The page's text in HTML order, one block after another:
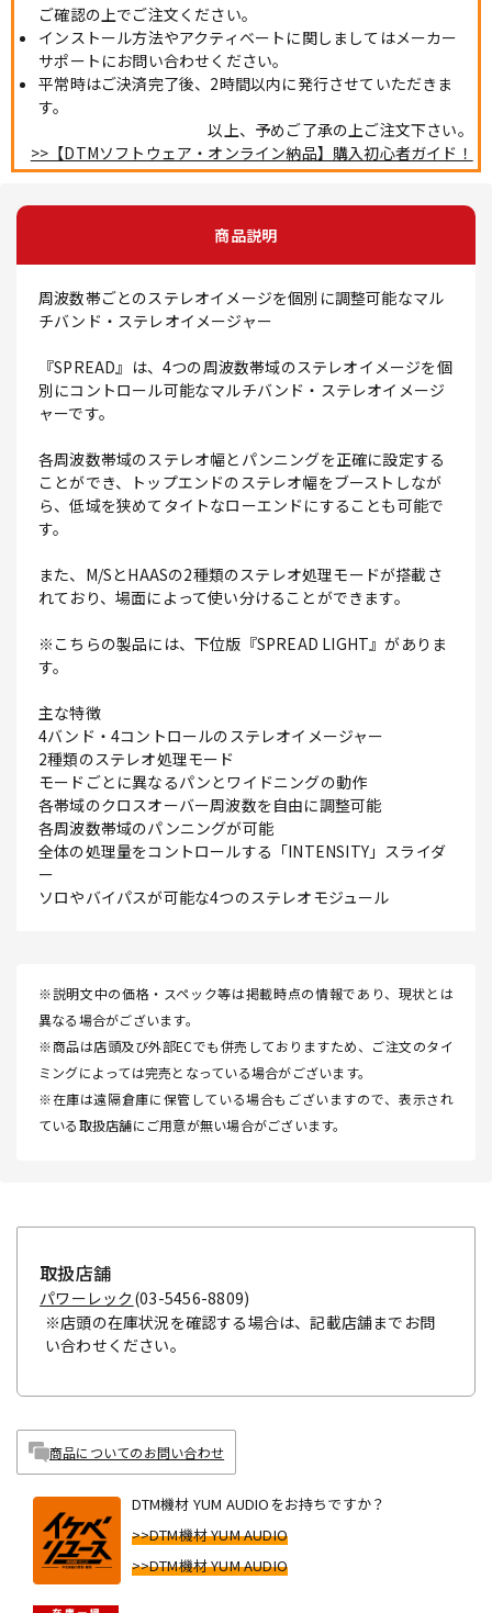
ご確認の上でご注文ください。
インストール方法やアクティベートに関しましてはメーカー
サポートにお問い合わせください。
平常時はご決済完了後、2時間以内に発行させていただきま
す。
以上、予めご了承の上ご注文下さい。
>>【DTMソフトウェア・オンライン納品】購入初心者ガイド！
商品説明
周波数帯ごとのステレオイメージを個別に調整可能なマル
チバンド・ステレオイメージャー
『SPREAD』は、4つの周波数帯域のステレオイメージを個
別にコントロール可能なマルチバンド・ステレオイメージ
ャーです。
各周波数帯域のステレオ幅とパンニングを正確に設定する
ことができ、トップエンドのステレオ幅をブーストしなが
ら、低域を狭めてタイトなローエンドにすることも可能で
す。
また、M/SとHAASの2種類のステレオ処理モードが搭載さ
れており、場面によって使い分けることができます。
※こちらの製品には、下位版『SPREAD LIGHT』がありま
す。
主な特徴
4バンド・4コントロールのステレオイメージャー
2種類のステレオ処理モード
モードごとに異なるパンとワイドニングの動作
各帯域のクロスオーバー周波数を自由に調整可能
各周波数帯域のパンニングが可能
全体の処理量をコントロールする「INTENSITY」スライダ
ー
ソロやバイパスが可能な4つのステレオモジュール
※説明文中の価格・スペック等は掲載時点の情報であり、現状とは
異なる場合がございます。
※商品は店頭及び外部ECでも併売しておりますため、ご注文のタイ
ミングによっては完売となっている場合がございます。
※在庫は遠隔倉庫に保管している場合もございますので、表示され
ている取扱店舗にご用意が無い場合がございます。
取扱店舗
パワーレック (03-5456-8809)
※店頭の在庫状況を確認する場合は、記載店舗までお問
い合わせください。
商品についてのお問い合わせ
DTM機材 YUM AUDIOをお持ちですか？
>>DTM機材 YUM AUDIO
>>DTM機材 YUM AUDIO